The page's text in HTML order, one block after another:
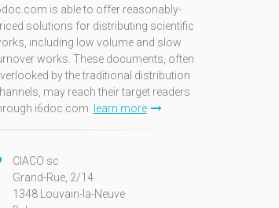
is able to offer reasonably-
solutions for distributing scientific
including low volume and slow
works. These documents, often
by the traditional distribution
may reach their target readers
i6doc.com.
learn more
CIACO sc
Grand-Rue, 2/14
1348 Louvain-la-Neuve